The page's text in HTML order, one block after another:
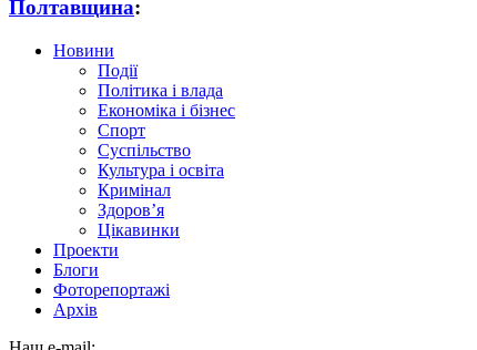
Полтавщина:
Новини
Події
Політика і влада
Економіка і бізнес
Спорт
Суспільство
Культура і освіта
Кримінал
Здоров’я
Цікавинки
Проекти
Блоги
Фоторепортажі
Архів